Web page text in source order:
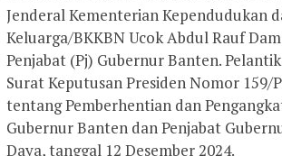
Jenderal Kementerian Kependudukan
Keluarga/BKKBN Ucok Abdul Rauf
Penjabat (Pj) Gubernur Banten.
Surat Keputusan Presiden Nomor 159/
tentang Pemberhentian dan
Gubernur Banten dan Penjabat
Daya, tanggal 12 Desember 2024.